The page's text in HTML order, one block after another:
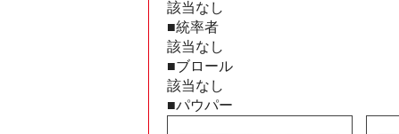
該当なし
■統率者
該当なし
■ブロール
該当なし
■パウパー